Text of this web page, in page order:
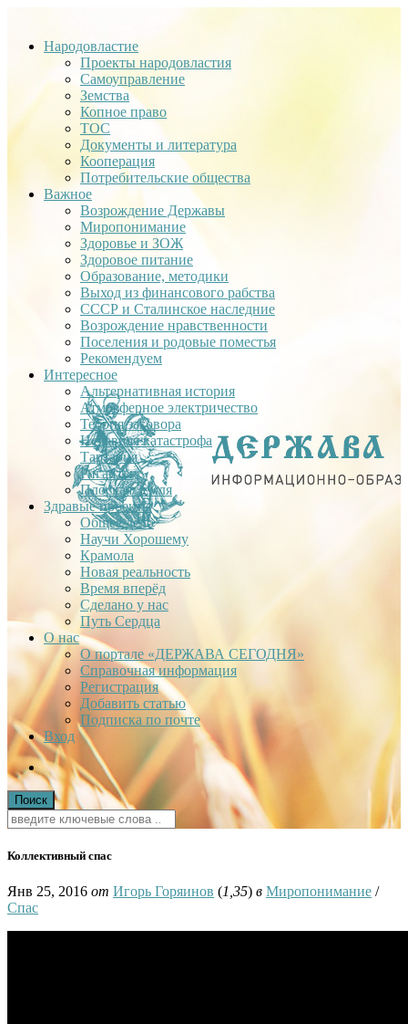
Народовластие
Проекты народовластия
Самоуправление
Земства
Копное право
ТОС
Документы и литература
Кооперация
Потребительские общества
Важное
Возрождение Державы
Миропонимание
Здоровье и ЗОЖ
Здоровое питание
Образование, методики
Выход из финансового рабства
СССР и Сталинское наследние
Возрождение нравственности
Поселения и родовые поместья
Рекомендуем
Интересное
Альтернативная история
Атмосферное электричество
Теория заговора
Недавняя катастрофа
Тартария
Гиганты
Плоская Земля
Здравые проекты
Общее дело
Научи Хорошему
Крамола
Новая реальность
Время вперёд
Сделано у нас
Путь Сердца
О нас
О портале «ДЕРЖАВА СЕГОДНЯ»
Справочная информация
Регистрация
Добавить статью
Подписка по почте
Вход
Коллективный спас
Янв 25, 2016 от Игорь Горяинов (1,35) в Миропонимание /
Спас